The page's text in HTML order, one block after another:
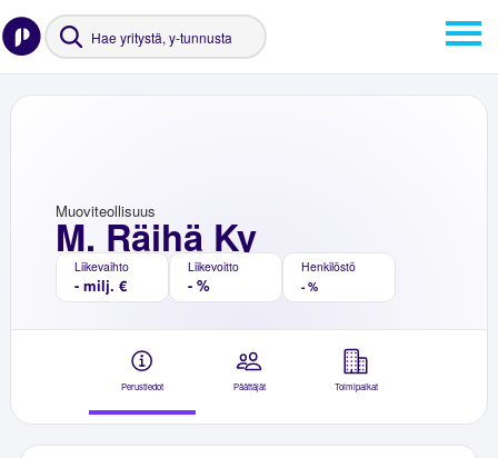
M. Räihä Ky
Muoviteollisuus
Liikevaihto
- milj. €
Liikevoitto
- %
Henkilöstö
- %
Perustiedot Päättäjät Toimipaikat